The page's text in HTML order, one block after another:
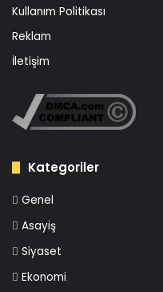
Kullanım Politikası
Reklam
İletişim
Kategoriler
Genel
Asayiş
Siyaset
Ekonomi